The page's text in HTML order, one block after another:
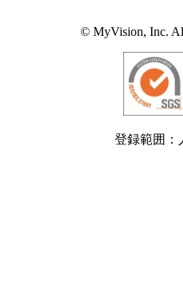
© MyVision, Inc.
登録範囲：